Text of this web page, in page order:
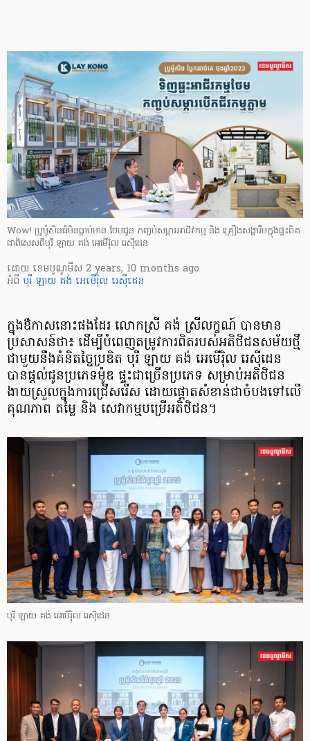
Wow! ប្រូម៉ូសិនធំមិនធ្លាប់មាន ថែមជូន កញ្ចប់សម្ភារអាជីវកម្ម និង គ្រឿងសង្ហារឹមក្នុងផ្ទះពិត
ជាពិសេសពីបុរី ឡាយ គង់ អេមើរ៉ិល រេស៊ីដេន
ដោយ ​ ខេមបូណូមីស 2 years, 10 months ago
អំពី បុរី ឡាយ គង់ អេមើរ៉ិល រេស៊ីដេន
ក្នុងឳកាសនោះផងដែរ លោកស្រី គង់ ស្រីលក្ខណ៍ បានមាន
ប្រសាសន៍ថា៖ ដើម្បីបំពេញតម្រូវការពិត​របស់អតិថិជនសម័យថ្មី
ជាមួយនឹងគំនិតច្នៃប្រឌិត បុរី ឡាយ គង់ អេមើរ៉ិល​​ រេស៊ីដេន
បានផ្តល់ជូន​ប្រភេទម៉ូឌ ផ្ទះជាច្រើនប្រភេទ សម្រាប់អតិថិជន
ងាយស្រួលក្នុងការជ្រើសរើស ដោយផ្តោតសំខាន់​ជាចំបង​ទៅលើ
គុណភាព តម្លៃ និង សេវាកម្មបម្រើអតិថិជន។
បុរី ឡាយ គង់ អេមើរ៉ិល រេស៊ីដេន